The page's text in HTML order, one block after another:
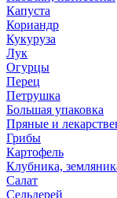
Капуста
Кориандр
Кукуруза
Лук
Огурцы
Перец
Петрушка
Большая упаковка
Пряные и
Грибы
Картофель
Клубника,
Салат
Сельдерей